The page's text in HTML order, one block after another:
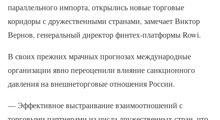
параллельного импорта, открылись новые торговые
коридоры с дружественными странами, замечает Виктор
Вернов, генеральный директор финтех-платформы Rowi.
В своих прежних мрачных прогнозах международные
организации явно переоценили влияние санкционного
давления на внешнеторговые отношения России.
— Эффективное выстраивание взаимоотношений с